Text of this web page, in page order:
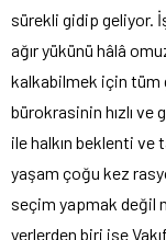
sürekli gidip geliyor.
ağır yükünü hâlâ
kalkabilmek için tüm
bürokrasinin hızlı
ile halkın beklenti
yaşam çoğu kez
seçim yapmak değil
yerlerden biri ise